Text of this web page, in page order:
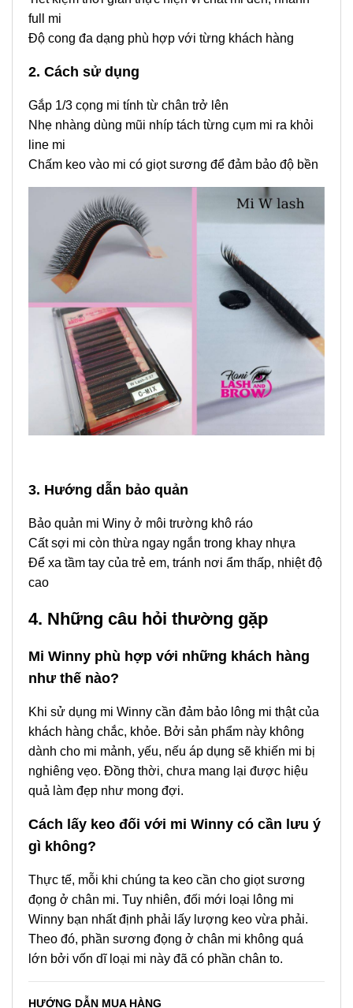
full mi
Độ cong đa dạng phù hợp với từng khách hàng
2. Cách sử dụng
Gắp 1/3 cọng mi tính từ chân trở lên
Nhẹ nhàng dùng mũi nhíp tách từng cụm mi ra khỏi
line mi
Chấm keo vào mi có giọt sương để đảm bảo độ bền
3. Hướng dẫn bảo quản
Bảo quản mi Winy ở môi trường khô ráo
Cất sợi mi còn thừa ngay ngắn trong khay nhựa
Để xa tầm tay của trẻ em, tránh nơi ẩm thấp, nhiệt độ
cao
4. Những câu hỏi thường gặp
Mi Winny phù hợp với những khách hàng
như thế nào?
Khi sử dụng mi Winny cần đảm bảo lông mi thật của
khách hàng chắc, khỏe. Bởi sản phẩm này không
dành cho mi mảnh, yếu, nếu áp dụng sẽ khiến mi bị
nghiêng vẹo. Đồng thời, chưa mang lại được hiệu
quả làm đẹp như mong đợi.
Cách lấy keo đối với mi Winny có cần lưu ý
gì không?
Thực tế, mỗi khi chúng ta keo cần cho giọt sương
đọng ở chân mi. Tuy nhiên, đối mới loại lông mi
Winny bạn nhất định phải lấy lượng keo vừa phải.
Theo đó, phần sương đọng ở chân mi không quá
lớn bởi vốn dĩ loại mi này đã có phần chân to.
HƯỚNG DẪN MUA HÀNG